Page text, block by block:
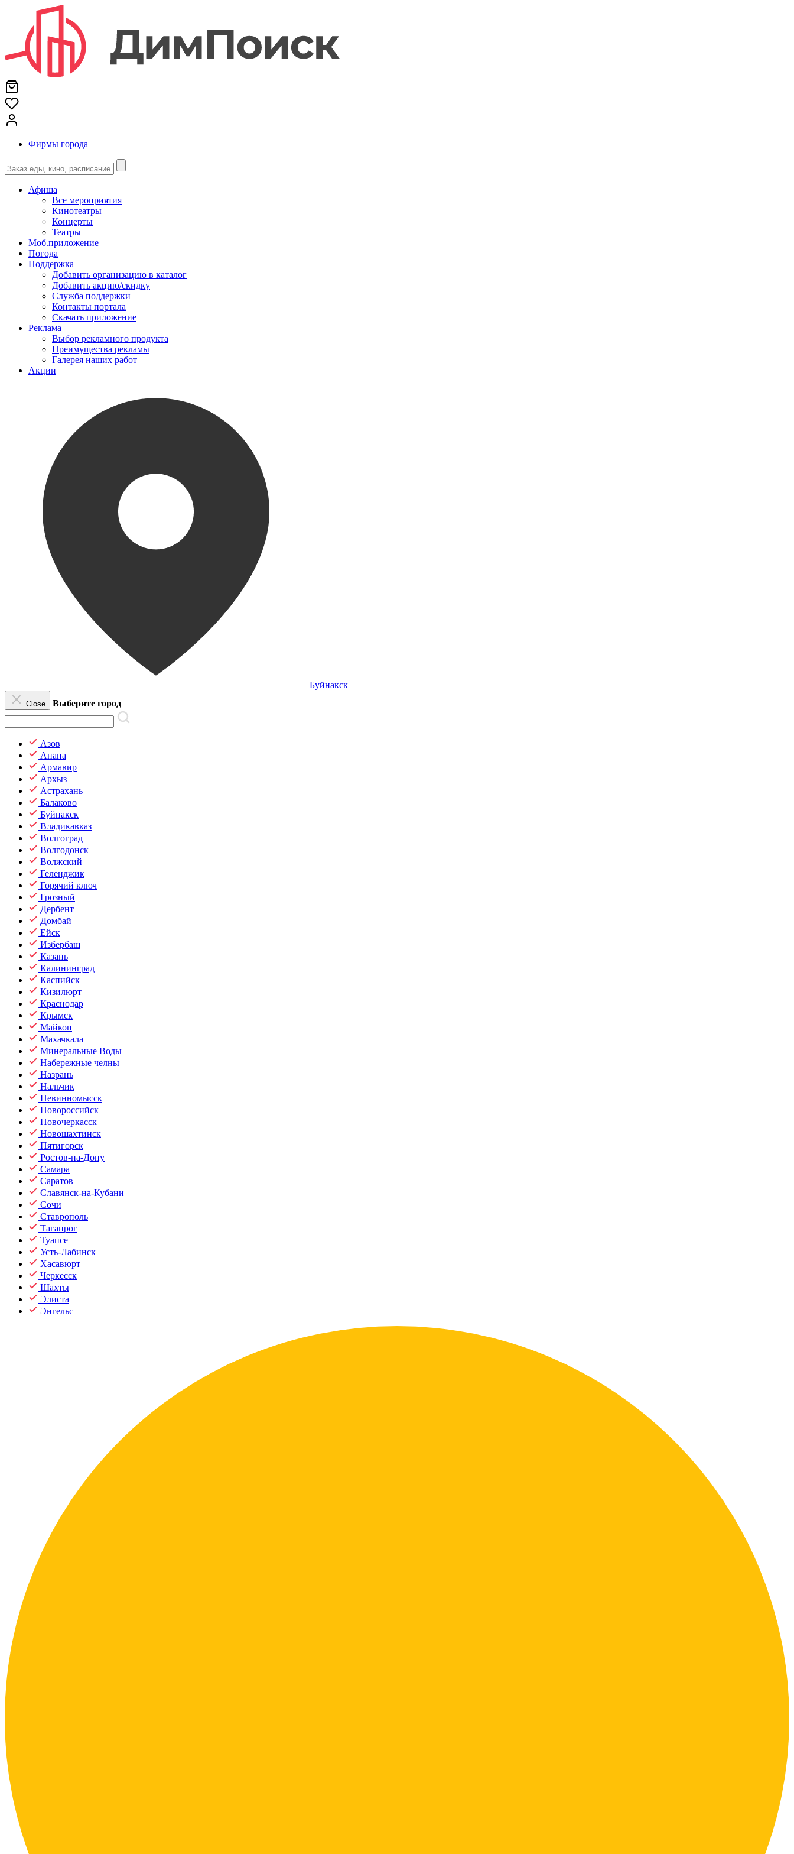
Фирмы города
Афиша
Все мероприятия
Кинотеатры
Концерты
Театры
Моб.приложение
Погода
Поддержка
Добавить организацию в каталог
Добавить акцию/скидку
Служба поддержки
Контакты портала
Скачать приложение
Реклама
Выбор рекламного продукта
Преимущества рекламы
Галерея наших работ
Акции
Буйнакск
Close Выберите город
Азов
Анапа
Армавир
Архыз
Астрахань
Балаково
Буйнакск
Владикавказ
Волгоград
Волгодонск
Волжский
Геленджик
Горячий ключ
Грозный
Дербент
Домбай
Ейск
Избербаш
Казань
Калининград
Каспийск
Кизилюрт
Краснодар
Крымск
Майкоп
Махачкала
Минеральные Воды
Набережные челны
Назрань
Нальчик
Невинномысск
Новороссийск
Новочеркасск
Новошахтинск
Пятигорск
Ростов-на-Дону
Самара
Саратов
Славянск-на-Кубани
Сочи
Ставрополь
Таганрог
Туапсе
Усть-Лабинск
Хасавюрт
Черкесск
Шахты
Элиста
Энгельс